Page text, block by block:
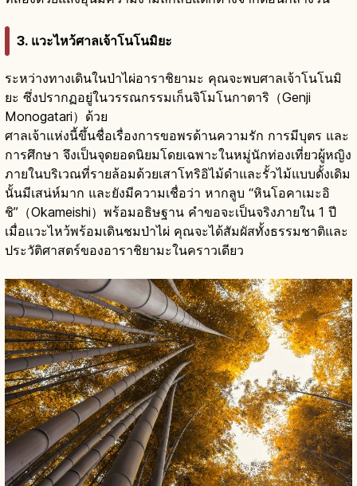
3. แวะไหว้ศาลเจ้าโนโนมิยะ
ระหว่างทางเดินในป่าไผ่อาราชิยามะ คุณจะพบศาลเจ้าโนโนมิ
ยะ ซึ่งปรากฏอยู่ในวรรณกรรมเก็นจิโมโนกาตาริ（Genji
Monogatari）ด้วย
ศาลเจ้าแห่งนี้ขึ้นชื่อเรื่องการขอพรด้านความรัก การมีบุตร และ
การศึกษา จึงเป็นจุดยอดนิยมโดยเฉพาะในหมู่นักท่องเที่ยวผู้หญิง
ภายในบริเวณที่รายล้อมด้วยเสาโทริอิไม้ดำและรั้วไม้แบบดั้งเดิม
นั้นมีเสน่ห์มาก และยังมีความเชื่อว่า หากลูบ “หินโอคาเมะอิ
ชิ”（Okameishi）พร้อมอธิษฐาน คำขอจะเป็นจริงภายใน 1 ปี
เมื่อแวะไหว้พร้อมเดินชมป่าไผ่ คุณจะได้สัมผัสทั้งธรรมชาติและ
ประวัติศาสตร์ของอาราชิยามะในคราวเดียว